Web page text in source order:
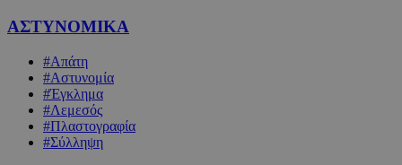
ΑΣΤΥΝΟΜΙΚΑ
#Απάτη
#Αστυνομία
#Έγκλημα
#Λεμεσός
#Πλαστογραφία
#Σύλληψη